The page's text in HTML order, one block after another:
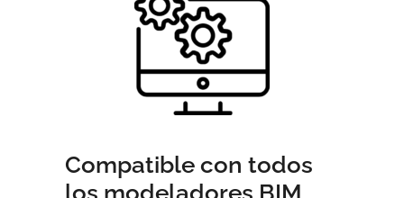
Compatible con todos
los modeladores BIM